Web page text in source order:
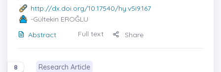
http://dx.doi.org/10.17540/hy.v5i9.167
-Gültekin EROĞLU
Abstract
Full text Share
8 Research Article